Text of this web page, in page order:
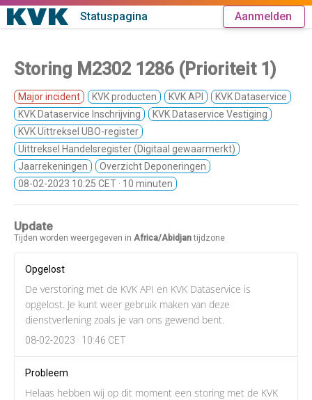
Statuspagina Aanmelden
Storing M2302 1286 (Prioriteit 1)
Major incident KVK producten KVK API
KVK Dataservice
KVK Dataservice Inschrijving
KVK Dataservice Vestiging
KVK Uittreksel UBO-register
Uittreksel Handelsregister (Digitaal gewaarmerkt)
Jaarrekeningen
Overzicht Deponeringen
08-02-2023 10:25 CET · 10 minuten
Update
Tijden worden weergegeven in Africa/Abidjantijdzone
Opgelost
De verstoring met de KVK API en KVK Dataservice is
opgelost. Je kunt weer gebruik maken van deze
dienstverlening zoals je van ons gewend bent.
08-02-2023 · 10:46 CET
Probleem
Helaas hebben wij op dit moment een storing met de KVK